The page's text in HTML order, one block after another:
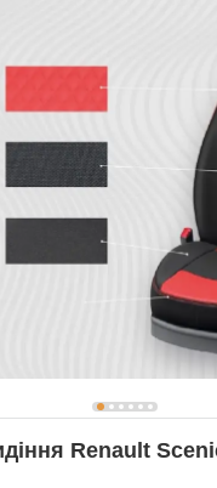
Renault